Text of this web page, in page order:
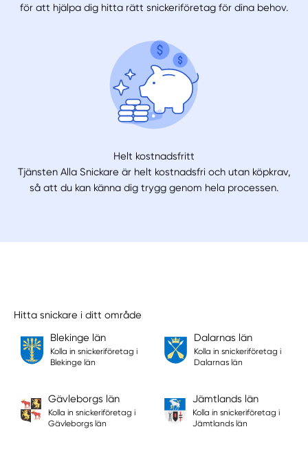
för att hjälpa dig hitta rätt snickeriföretag för dina behov.
Helt kostnadsfritt
Tjänsten Alla Snickare är helt kostnadsfri och utan köpkrav,
så att du kan känna dig trygg genom hela processen.
Hitta snickare i ditt område
Blekinge län
Kolla in snickeriföretag i
Blekinge län
Dalarnas län
Kolla in snickeriföretag i
Dalarnas län
Gävleborgs län
Kolla in snickeriföretag i
Gävleborgs län
Jämtlands län
Kolla in snickeriföretag i
Jämtlands län